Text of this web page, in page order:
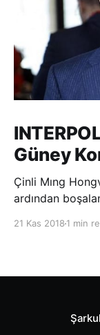
Güney
Çinli Mıng
ardından
21 Kas 2018 1 min